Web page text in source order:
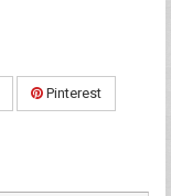
Pinterest